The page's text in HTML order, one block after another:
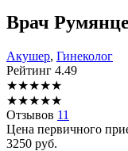
Врач
Акушер, Гинеколог
Рейтинг 4.49
★★★★★
★★★★★
Отзывов 11
Цена первичного
3250 руб.